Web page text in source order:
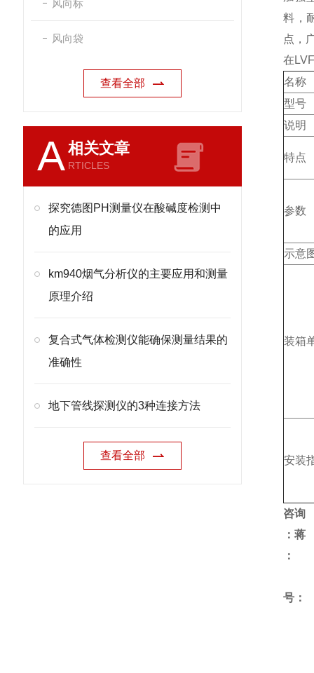
风向标
风向袋
查看全部
A相关文章
RTICLES
探究德图PH测量仪在酸碱度检测中
的应用
km940烟气分析仪的主要应用和测量
原理介绍
复合式气体检测仪能确保测量结果的
准确性
地下管线探测仪的3种连接方法
查看全部
料，
点，
在
名称
型号
说明
特点
参数
示意
装箱
安装
咨询
：蒋
号：